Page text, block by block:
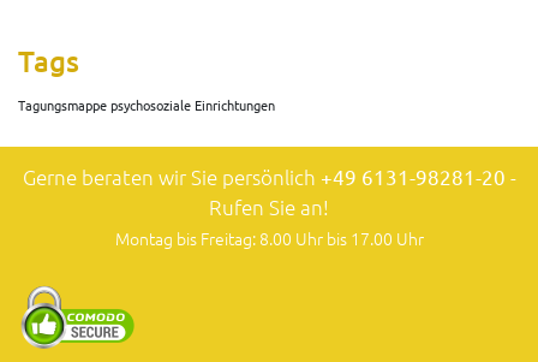
Tags
Tagungsmappe psychosoziale Einrichtungen
Gerne beraten wir Sie persönlich +49 6131-98281-20 -
Rufen Sie an!
Montag bis Freitag: 8.00 Uhr bis 17.00 Uhr